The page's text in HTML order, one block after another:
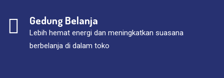
Gedung Belanja
Lebih hemat energi dan meningkatkan suasana
berbelanja di dalam toko